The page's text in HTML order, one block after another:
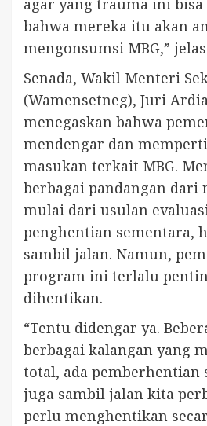
bahwa mereka itu akan
mengonsumsi MBG,”
Senada, Wakil Menteri
(Wamensetneg), Juri
menegaskan bahwa
mendengar dan
masukan terkait MBG.
berbagai pandangan dari
mulai dari usulan
penghentian sementara,
sambil jalan. Namun,
program ini terlalu
dihentikan.
“Tentu didengar ya.
berbagai kalangan yang
total, ada pemberhentian
juga sambil jalan kita
perlu menghentikan